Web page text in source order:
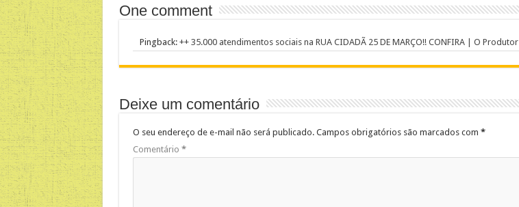
One comment
Pingback: ++ 35.000 atendimentos sociais na RUA CIDADÃ 25 DE MARÇO!! CONFIRA | O Produtor
Deixe um comentário
O seu endereço de e-mail não será publicado. Campos obrigatórios são marcados com *
Comentário *